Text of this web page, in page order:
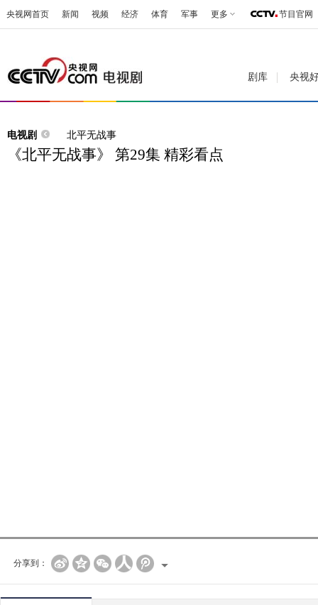
央视网首页 新闻 视频 经济 体育 军事 更多 节目官网
剧库 央视
电视剧 北平无战事
《北平无战事》 第29集 精彩看点
分享到：